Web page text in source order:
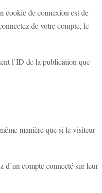
cookie de connexion est de
de votre compte, le
l’ID de la publication que
manière que si le visiteur
d’un compte connecté sur leur